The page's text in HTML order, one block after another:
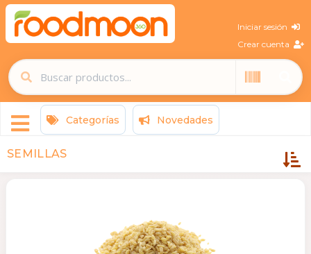
Iniciar sesión
Crear cuenta
Categorías Novedades
SEMILLAS